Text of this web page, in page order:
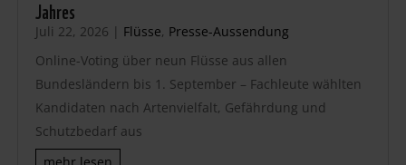
Jahres
Juli 22, 2026 | Flüsse, Presse-Aussendung
Online-Voting über neun Flüsse aus allen
Bundesländern bis 1. September – Fachleute wählten
Kandidaten nach Artenvielfalt, Gefährdung und
Schutzbedarf aus